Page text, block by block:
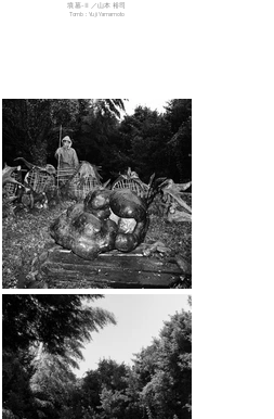
墳墓-Ⅱ／山本 裕司
Tomb：Yuji Yamamoto